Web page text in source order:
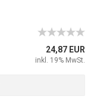
24,87 EUR
inkl. 19% MwSt.